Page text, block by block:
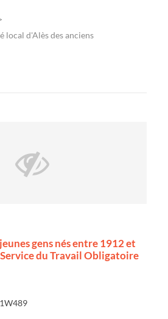
local d'Alès des anciens
gens nés entre 1912 et
du Travail Obligatoire
1W489